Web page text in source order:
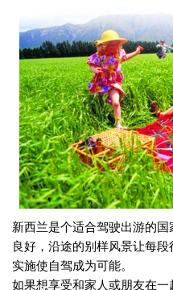
新西兰是个适合驾驶出游的
良好，沿途的别样风景让每
实施使自驾成为可能。
如果想享受和家人或朋友在